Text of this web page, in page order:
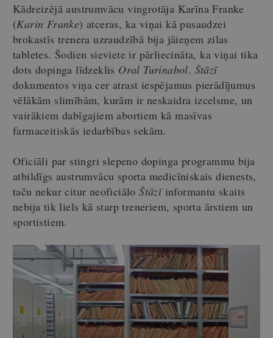
Kādreizējā austrumvācu vingrotāja Karīna Franke
(Karin Franke) atceras, ka viņai kā pusaudzei
brokastīs trenera uzraudzībā bija jāieņem zilas
tabletes. Šodien sieviete ir pārliecināta, ka viņai tika
dots dopinga līdzeklis Oral Turinabol. Štāzī
dokumentos viņa cer atrast iespējamus pierādījumus
vēlākām slimībām, kurām ir neskaidra izcelsme, un
vairākiem dabīgajiem abortiem kā masīvas
farmaceitiskās iedarbības sekām.
Oficiāli par stingri slepeno dopinga programmu bija
atbildīgs austrumvācu sporta medicīniskais dienests,
taču nekur citur neoficiāloŠtāzīinformantu skaits
nebija tik liels kā starp treneriem, sporta ārstiem un
sportistiem.